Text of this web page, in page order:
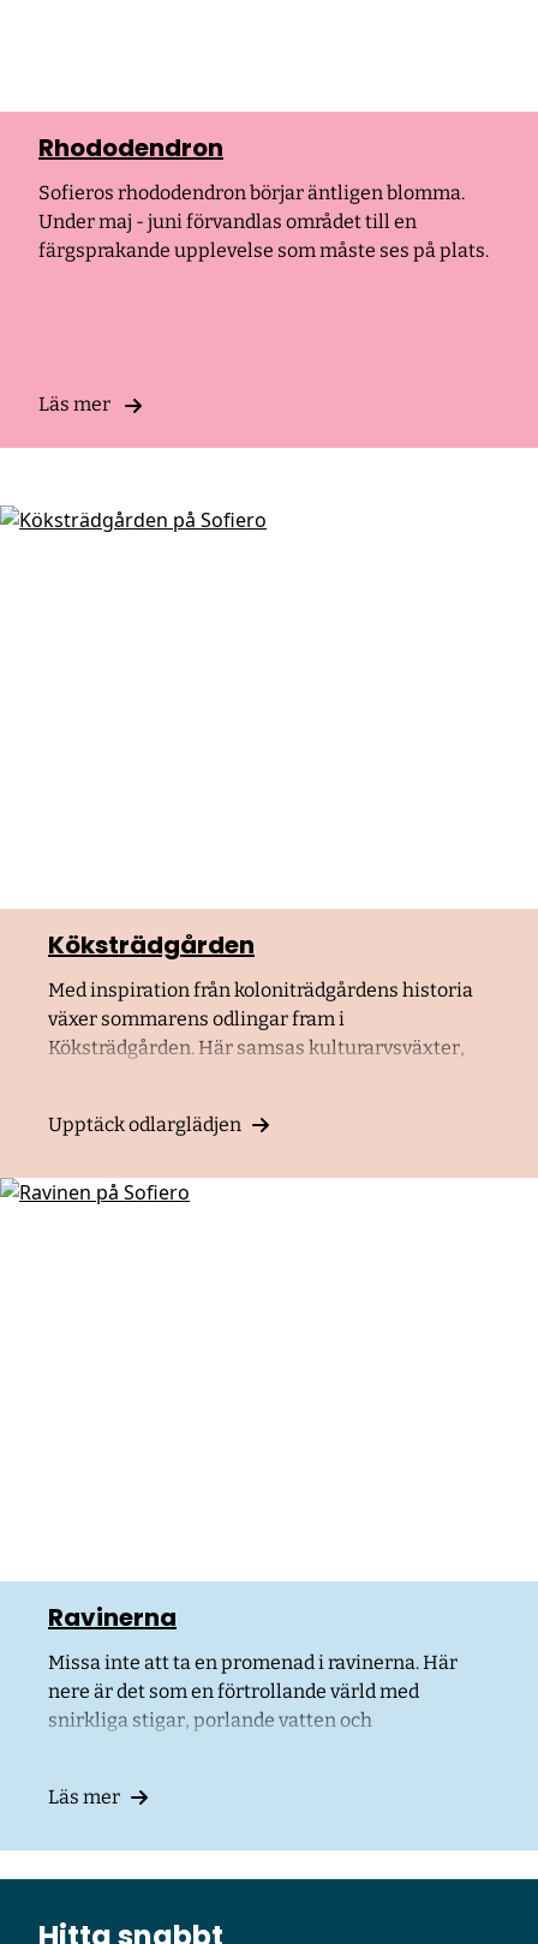
Rhododendron
Sofieros rhododendron börjar äntligen blomma.
Under maj - juni förvandlas området till en
färgsprakande upplevelse som måste ses på plats.
Läs mer
Köksträdgården
Med inspiration från koloniträdgårdens historia
växer sommarens odlingar fram i
Köksträdgården. Här samsas kulturarvsväxter,
Upptäck odlarglädjen
Ravinerna
Missa inte att ta en promenad i ravinerna. Här
nere är det som en förtrollande värld med
snirkliga stigar, porlande vatten och
Läs mer